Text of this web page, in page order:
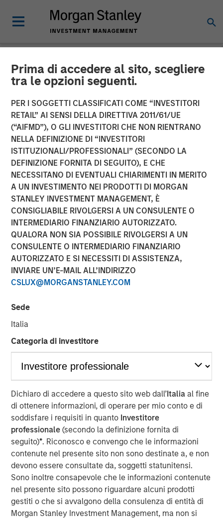
Prima di accedere al sito, scegliere
tra le opzioni seguenti.
PER I SOGGETTI CLASSIFICATI COME “INVESTITORI
RETAIL” AI SENSI DELLA DIRETTIVA 2011/61/UE
(“AIFMD”), O GLI INVESTITORI CHE NON RIENTRANO
NELLA DEFINIZIONE DI “INVESTITORI
ISTITUZIONALI/PROFESSIONALI” (SECONDO LA
DEFINIZIONE FORNITA DI SEGUITO), E CHE
NECESSITANO DI EVENTUALI CHIARIMENTI IN MERITO
A UN INVESTIMENTO NEI PRODOTTI DI MORGAN
STANLEY INVESTMENT MANAGEMENT, È
CONSIGLIABILE RIVOLGERSI A UN CONSULENTE O
INTERMEDIARIO FINANZIARIO AUTORIZZATO.
QUALORA NON SIA POSSIBILE RIVOLGERSI A UN
CONSULENTE O INTERMEDIARIO FINANZIARIO
AUTORIZZATO E SI NECESSITI DI ASSISTENZA,
INVIARE UN’E-MAIL ALL’INDIRIZZO
CSLUX@MORGANSTANLEY.COM
Sede
Italia
Categoria di investitore
Dichiaro di accedere a questo sito web dall’Italia al fine
di ottenere informazioni, di operare per mio conto e di
soddisfare i requisiti in quanto Investitore
professionale(secondo la definizione fornita di
seguito)*. Riconosco e convengo che le informazioni
contenute nel presente sito non sono destinate a, e non
devono essere consultate da, soggetti statunitensi.
Sono inoltre consapevole che le informazioni contenute
nel presente sito possono riguardare alcuni prodotti
gestiti o che si avvalgono della consulenza di entità di
Morgan Stanley Investment Management, ma non si
NEWSROOM
Morgan Stanley Private
Equity to Acquire Tops
Markets
11 OTTOBRE 2007
NEW YORK — Oct 11, 2007
Morgan Stanley Private Equity announced today that it
will acquire Tops Markets, LLC (Tops) from Koninklijke
Ahold, N.V. (Ahold) for $310 million. Tops operates under
Stores and is composed of 71 company-owned and five
York, Mid-State New York, including Rochester, and
Northwestern Pennsylvania. Tops employs more than
10,000 associates. The acquisition is expected to close
before the end of 2007.
Throughout the transaction, Morgan Stanley Private
Equity has worked closely with Frank Curci, former CEO of
Tops from 2000 to 2003. It is expected that Mr. Curci will
serve on Tops’ Board of Directors and lead the transition
team during the coming months. Morgan Stanley Private
Equity will continue to operate all the stores as an
ongoing grocery store chain. All store associates, field
staff and Williamsville, New York-based corporate office
staff will be retained. Additionally, all Tops merchandising,
information technology and finance functions are
expected to be consolidated in the Buffalo area over
time.